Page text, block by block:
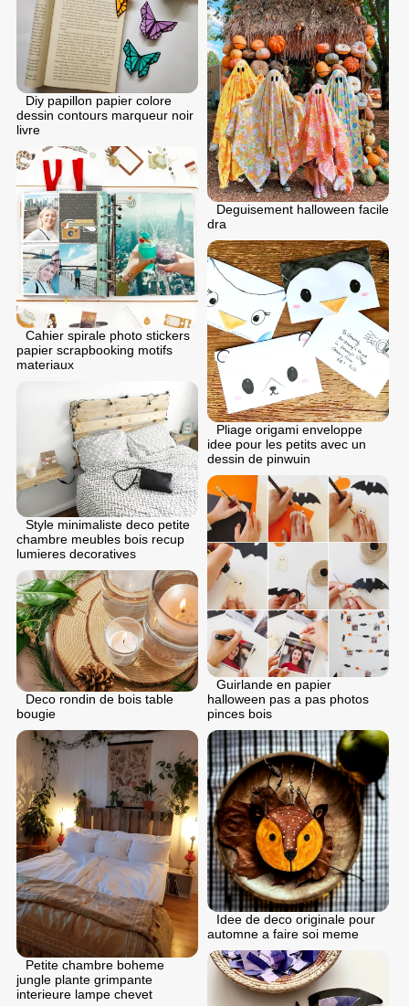
Diy papillon papier colore
dessin contours marqueur noir
livre
Deguisement halloween facile
dra
Cahier spirale photo stickers
papier scrapbooking motifs
materiaux
Pliage origami enveloppe
idee pour les petits avec un
dessin de pinwuin
Style minimaliste deco petite
chambre meubles bois recup
lumieres decoratives
Guirlande en papier
halloween pas a pas photos
pinces bois
Deco rondin de bois table
bougie
Petite chambre boheme
jungle plante grimpante
interieure lampe chevet
Idee de deco originale pour
automne a faire soi meme